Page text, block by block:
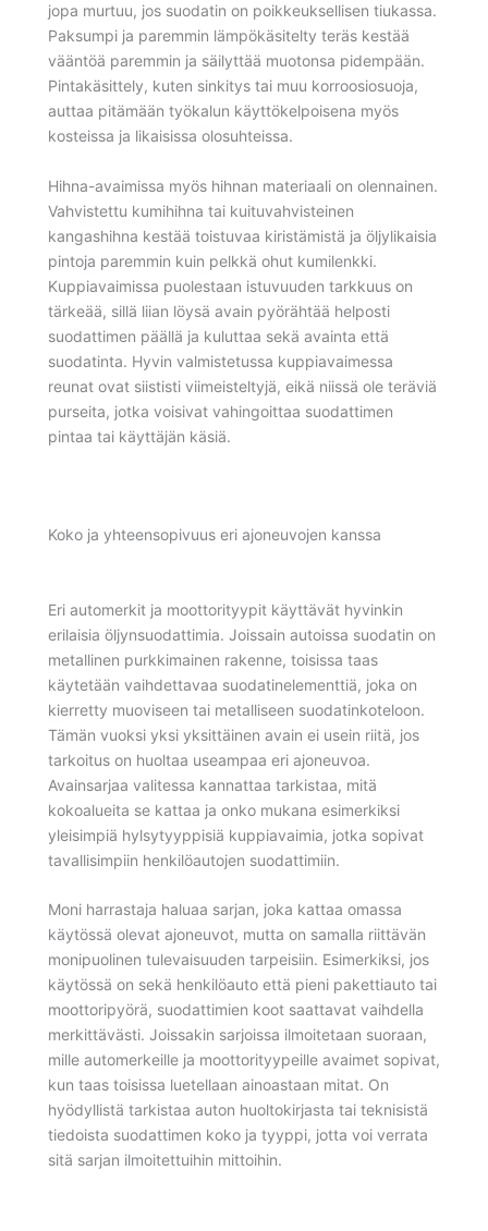
jopa murtuu, jos suodatin on poikkeuksellisen tiukassa.
Paksumpi ja paremmin lämpökäsitelty teräs kestää
vääntöä paremmin ja säilyttää muotonsa pidempään.
Pintakäsittely, kuten sinkitys tai muu korroosiosuoja,
auttaa pitämään työkalun käyttökelpoisena myös
kosteissa ja likaisissa olosuhteissa.
Hihna-avaimissa myös hihnan materiaali on olennainen.
Vahvistettu kumihihna tai kuituvahvisteinen
kangashihna kestää toistuvaa kiristämistä ja öljylikaisia
pintoja paremmin kuin pelkkä ohut kumilenkki.
Kuppiavaimissa puolestaan istuvuuden tarkkuus on
tärkeää, sillä liian löysä avain pyörähtää helposti
suodattimen päällä ja kuluttaa sekä avainta että
suodatinta. Hyvin valmistetussa kuppiavaimessa
reunat ovat siististi viimeisteltyjä, eikä niissä ole teräviä
purseita, jotka voisivat vahingoittaa suodattimen
pintaa tai käyttäjän käsiä.
Koko ja yhteensopivuus eri ajoneuvojen kanssa
Eri automerkit ja moottorityypit käyttävät hyvinkin
erilaisia öljynsuodattimia. Joissain autoissa suodatin on
metallinen purkkimainen rakenne, toisissa taas
käytetään vaihdettavaa suodatinelementtiä, joka on
kierretty muoviseen tai metalliseen suodatinkoteloon.
Tämän vuoksi yksi yksittäinen avain ei usein riitä, jos
tarkoitus on huoltaa useampaa eri ajoneuvoa.
Avainsarjaa valitessa kannattaa tarkistaa, mitä
kokoalueita se kattaa ja onko mukana esimerkiksi
yleisimpiä hylsytyyppisiä kuppiavaimia, jotka sopivat
tavallisimpiin henkilöautojen suodattimiin.
Moni harrastaja haluaa sarjan, joka kattaa omassa
käytössä olevat ajoneuvot, mutta on samalla riittävän
monipuolinen tulevaisuuden tarpeisiin. Esimerkiksi, jos
käytössä on sekä henkilöauto että pieni pakettiauto tai
moottoripyörä, suodattimien koot saattavat vaihdella
merkittävästi. Joissakin sarjoissa ilmoitetaan suoraan,
mille automerkeille ja moottorityypeille avaimet sopivat,
kun taas toisissa luetellaan ainoastaan mitat. On
hyödyllistä tarkistaa auton huoltokirjasta tai teknisistä
tiedoista suodattimen koko ja tyyppi, jotta voi verrata
sitä sarjan ilmoitettuihin mittoihin.